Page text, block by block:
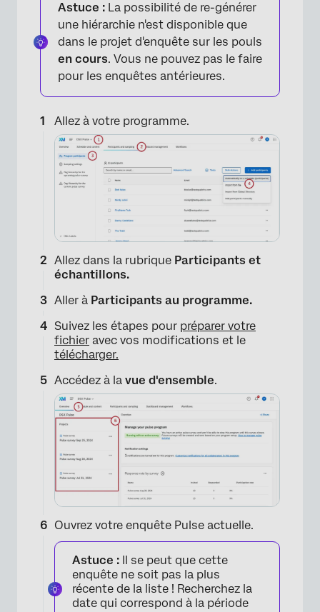
Astuce : La possibilité de re-générer
une hiérarchie n'est disponible que
dans le projet d'enquête sur les pouls
en cours. Vous ne pouvez pas le faire
pour les enquêtes antérieures.
Allez à votre programme.
Allez dans la rubrique Participants et
échantillons.
Aller à Participants au programme.
Suivez les étapes pour préparer votre
fichier avec vos modifications et le
télécharger.
Accédez à la vue d'ensemble.
Ouvrez votre enquête Pulse actuelle.
Astuce : Il se peut que cette
enquête ne soit pas la plus
récente de la liste ! Recherchez la
date qui correspond à la période